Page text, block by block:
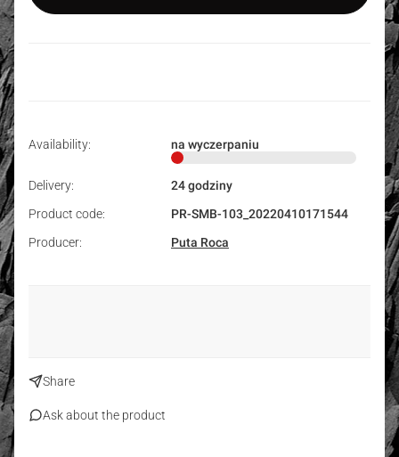
Availability: na wyczerpaniu
Delivery:
24 godziny
Product code:
PR-SMB-103_20220410171544
Producer:
Puta Roca
Share
Ask about the product